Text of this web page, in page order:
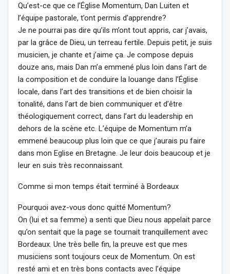
Qu’est-ce que ce l’Église Momentum, Dan Luiten et
l’équipe pastorale, t’ont permis d’apprendre?
Je ne pourrai pas dire qu’ils m’ont tout appris, car j’avais,
par la grâce de Dieu, un terreau fertile. Depuis petit, je suis
musicien, je chante et j’aime ça. Je compose depuis
douze ans, mais Dan m’a emmené plus loin dans l’art de
la composition et de conduire la louange dans l’Église
locale, dans l’art des transitions et de bien choisir la
tonalité, dans l’art de bien communiquer et d’être
théologiquement correct, dans l’art du leadership en
dehors de la scène etc. L’équipe de Momentum m’a
emmené beaucoup plus loin que ce que j’aurais pu faire
dans mon Eglise en Bretagne. Je leur dois beaucoup et je
leur en suis très reconnaissant.
Comme si mon temps était terminé à Bordeaux
Pourquoi avez-vous donc quitté Momentum?
On (lui et sa femme) a senti que Dieu nous appelait parce
qu’on sentait que la page se tournait tranquillement avec
Bordeaux. Une très belle fin, la preuve est que mes
musiciens sont toujours ceux de Momentum. On est
resté ami et en très bons contacts avec l’équipe